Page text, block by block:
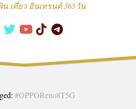
เที่ยว อินเทรนด์ 365วัน
#OPPOReno8T5G